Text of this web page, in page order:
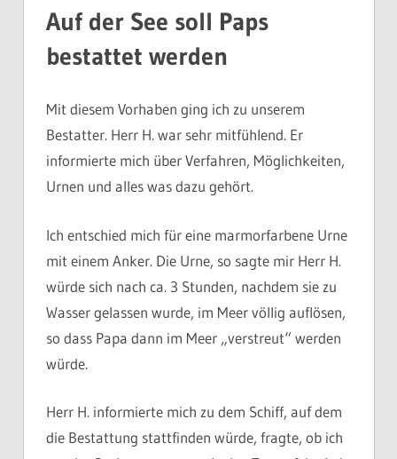
Auf der See soll Paps
bestattet werden
Mit diesem Vorhaben ging ich zu unserem
Bestatter. Herr H. war sehr mitfühlend. Er
informierte mich über Verfahren, Möglichkeiten,
Urnen und alles was dazu gehört.
Ich entschied mich für eine marmorfarbene Urne
mit einem Anker. Die Urne, so sagte mir Herr H.
würde sich nach ca. 3 Stunden, nachdem sie zu
Wasser gelassen wurde, im Meer völlig auflösen,
so dass Papa dann im Meer „verstreut“ werden
würde.
Herr H. informierte mich zu dem Schiff, auf dem
die Bestattung stattfinden würde, fragte, ob ich